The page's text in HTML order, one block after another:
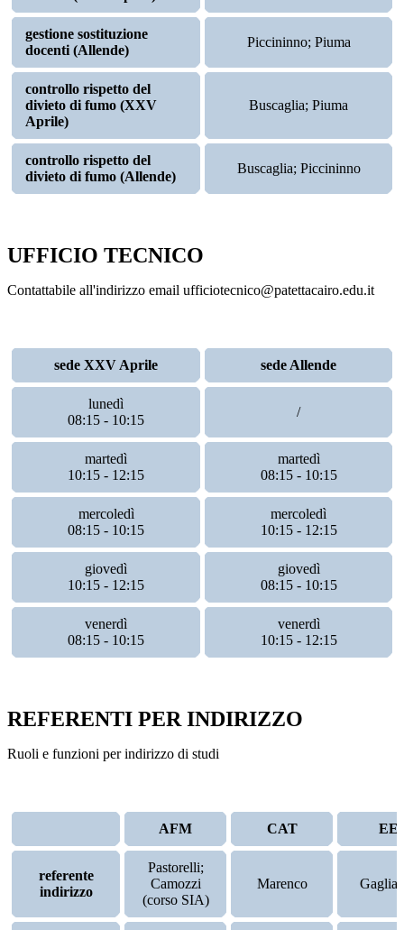
gestione sostituzione
docenti (Allende)
Piccininno; Piuma
controllo rispetto del
divieto di fumo (XXV
Aprile)
Buscaglia; Piuma
controllo rispetto del
divieto di fumo (Allende)
Buscaglia; Piccininno
UFFICIO TECNICO
Contattabile all'indirizzo email ufficiotecnico@patettacairo.edu.it
sede XXV Aprile sede Allende
lunedì
08:15 - 10:15
/
martedì
10:15 - 12:15
martedì
08:15 - 10:15
mercoledì
08:15 - 10:15
mercoledì
10:15 - 12:15
giovedì
10:15 - 12:15
giovedì
08:15 - 10:15
venerdì
08:15 - 10:15
venerdì
10:15 - 12:15
REFERENTI PER INDIRIZZO
Ruoli e funzioni per indirizzo di studi
AFM CAT EE
referente
indirizzo
Pastorelli;
Camozzi
(corso SIA)
Marenco